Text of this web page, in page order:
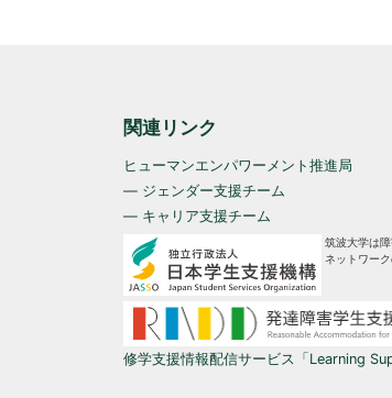
関連リンク
ヒューマンエンパワーメント推進局
— ジェンダー支援チーム
— キャリア支援チーム
筑波大学は
ネットワー
修学支援情報配信サービス「Learning